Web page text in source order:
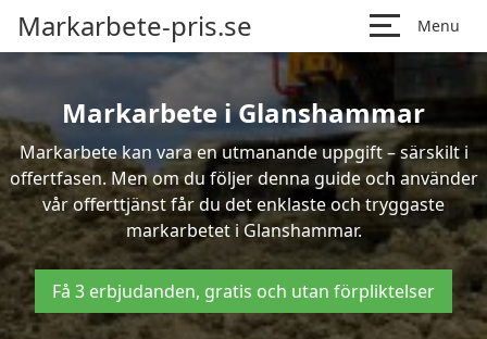
Markarbete-pris.se Menu
Markarbete i Glanshammar
Markarbete kan vara en utmanande uppgift – särskilt i
offertfasen. Men om du följer denna guide och använder
vår offerttjänst får du det enklaste och tryggaste
markarbetet i Glanshammar.
Få 3 erbjudanden, gratis och utan förpliktelser